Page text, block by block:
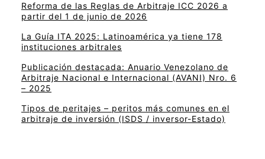
Reforma de las Reglas de Arbitraje ICC 2026 a
partir del 1 de junio de 2026
La Guía ITA 2025: Latinoamérica ya tiene 178
instituciones arbitrales
Publicación destacada: Anuario Venezolano de
Arbitraje Nacional e Internacional (AVANI) Nro. 6
– 2025
Tipos de peritajes – peritos más comunes en el
arbitraje de inversión (ISDS / inversor-Estado)